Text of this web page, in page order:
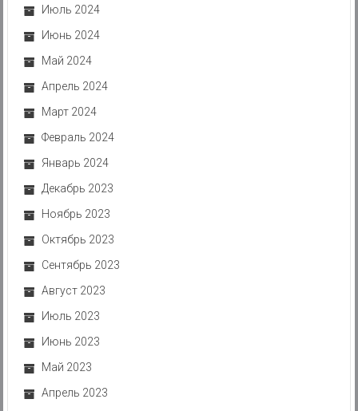
Июль 2024
Июнь 2024
Май 2024
Апрель 2024
Март 2024
Февраль 2024
Январь 2024
Декабрь 2023
Ноябрь 2023
Октябрь 2023
Сентябрь 2023
Август 2023
Июль 2023
Июнь 2023
Май 2023
Апрель 2023